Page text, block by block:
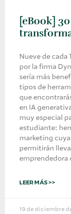
[eBook]
Nueve de
por la firma
sería más
tipos de
que
en IA
muy especial
estudiante:
marketing
permitirán
emprendedora
LEER MÁS >>
19 de diciembre